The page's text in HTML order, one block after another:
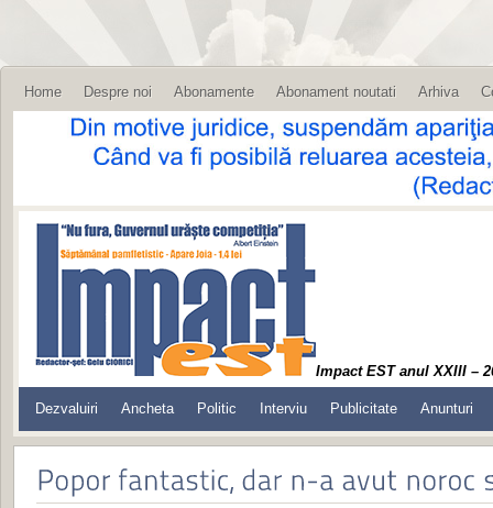
Home Despre noi Abonamente Abonament noutati Arhiva
Impact EST anul XXIII –
Dezvaluiri Ancheta Politic Interviu Publicitate Anunturi